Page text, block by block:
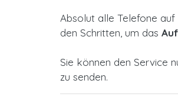
Absolut alle Telefone
den Schritten, um das
Sie können den Service
zu senden.